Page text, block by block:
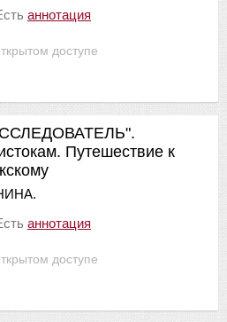
доступе
аннотация
доступе
Путешествие к
аннотация